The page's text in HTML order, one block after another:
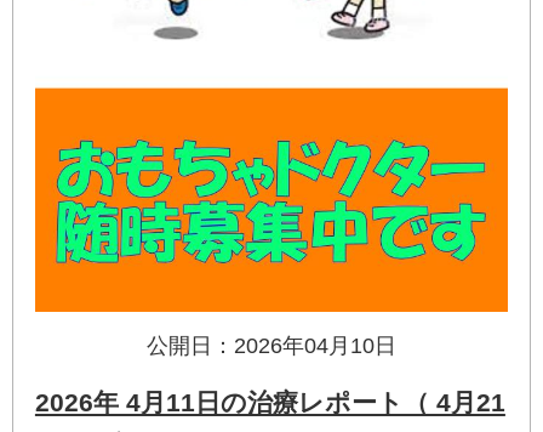
公開日：2026年04月10日
2026年 4月11日の治療レポート（ 4月21